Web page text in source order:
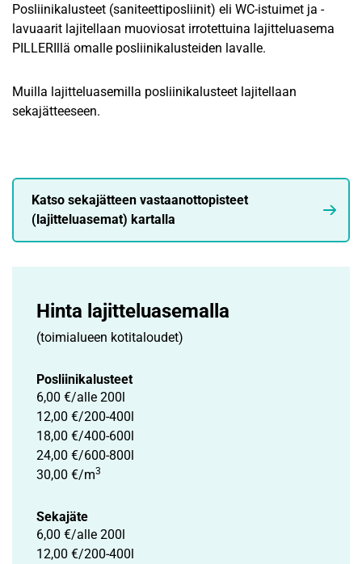
Posliinikalusteet (saniteettiposliinit) eli WC-istuimet ja -
lavuaarit lajitellaan muoviosat irrotettuina lajitteluasema
PILLERIllä omalle posliinikalusteiden lavalle.
Muilla lajitteluasemilla posliinikalusteet lajitellaan
sekajätteeseen.
Katso sekajätteen vastaanottopisteet
(lajitteluasemat) kartalla
Hinta lajittelu­asemalla
(toimialueen kotitaloudet)
Posliini­kalusteet
6,00 €/alle 200l
12,00 €/200-400l
18,00 €/400-600l
24,00 €/600-800l
30,00 €/m3
Sekajäte
6,00 €/alle 200l
12,00 €/200-400l